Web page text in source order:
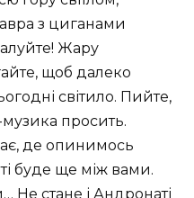
з циганами
Жару
щоб далеко
світило. Пийте,
просить.
де опинимось
буде ще між вами.
Не стане і Андронаті